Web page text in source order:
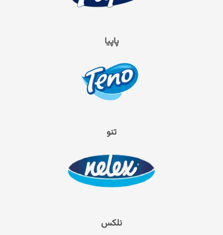
پاپیا
تنو
نلکس